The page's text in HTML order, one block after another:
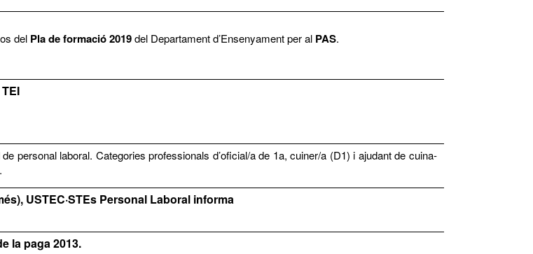
del Pla de formació 2019del Departament d’Ensenyament per al PAS.
personal laboral. Categories professionals d’oficial/a de 1a, cuiner/a (D1) i ajudant de cuina-
USTEC·STEs Personal Laboral informa
la paga 2013.